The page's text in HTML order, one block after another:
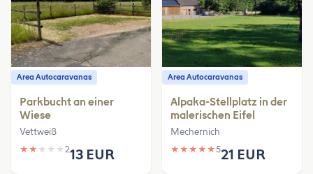
Area Autocaravanas
Parkbucht an einer
Wiese
Vettweiß
★ ★ ★ ★ ★ 213 EUR
Area Autocaravanas
Alpaka-Stellplatz in der
malerischen Eifel
Mechernich
★ ★ ★ ★ ★521 EUR